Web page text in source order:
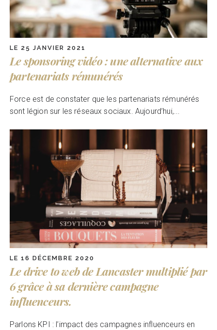
LE 25 JANVIER 2021
Le sponsoring vidéo : une alternative aux
partenariats rémunérés
Force est de constater que les partenariats rémunérés
sont légion sur les réseaux sociaux. Aujourd’hui,...
LE 16 DÉCEMBRE 2020
Le drive to web de Lancaster multiplié par
6 grâce à sa dernière campagne
influenceurs.
Parlons KPI : l’impact des campagnes influenceurs en